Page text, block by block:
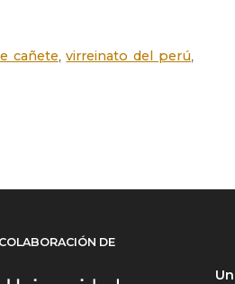
cañete,virreinato del perú,
DE